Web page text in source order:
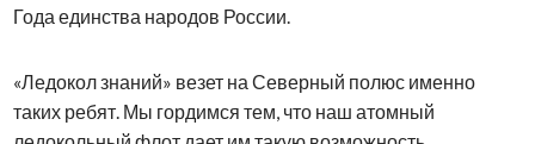
Года единства народов России.
«Ледокол знаний» везет на Северный полюс именно
таких ребят. Мы гордимся тем, что наш атомный